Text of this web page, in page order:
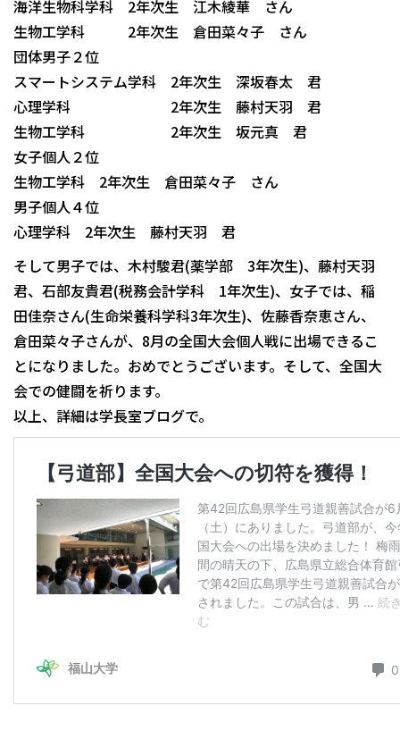
海洋生物科学科 2年次生 江木綾華 さん
生物工学科 2年次生 倉田菜々子 さん
団体男子２位
スマートシステム学科 2年次生 深坂春太 君
心理学科 2年次生 藤村天羽 君
生物工学科 2年次生 坂元真 君
女子個人２位
生物工学科 2年次生 倉田菜々子 さん
男子個人４位
心理学科 2年次生 藤村天羽 君
そして男子では、木村駿君(薬学部 3年次生)、藤村天羽
君、石部友貴君(税務会計学科 1年次生)、女子では、稲
田佳奈さん(生命栄養科学科3年次生)、佐藤香奈恵さん、
倉田菜々子さんが、8月の全国大会個人戦に出場できるこ
とになりました。おめでとうございます。そして、全国大
会での健闘を祈ります。
以上、詳細は学長室ブログで。